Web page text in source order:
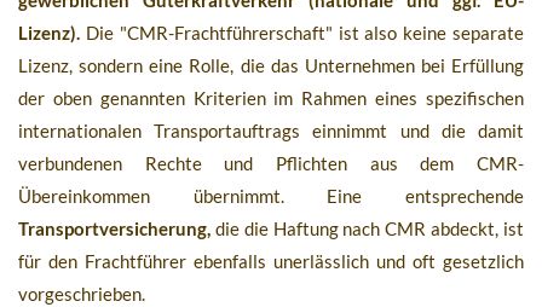
Lizenz). Die "CMR-Frachtführerschaft" ist also keine separate
Lizenz, sondern eine Rolle, die das Unternehmen bei Erfüllung
der oben genannten Kriterien im Rahmen eines spezifischen
internationalen Transportauftrags einnimmt und die damit
verbundenen Rechte und Pflichten aus dem CMR-
Übereinkommen übernimmt. Eine entsprechende
Transportversicherung, die die Haftung nach CMR abdeckt, ist
für den Frachtführer ebenfalls unerlässlich und oft gesetzlich
vorgeschrieben.